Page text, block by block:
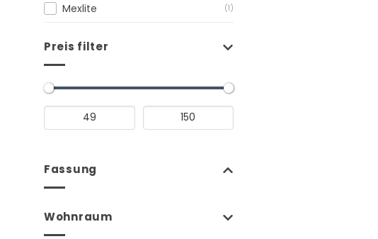
Mexlite (1)
Preis filter
Fassung
Wohnraum